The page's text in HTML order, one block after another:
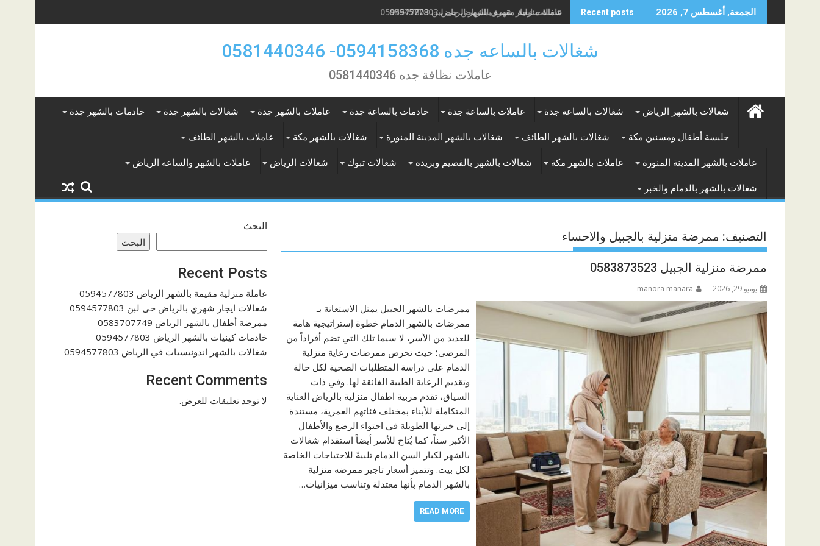
to
الجمعة, أغسطس 7, 2026 Recent posts عاملة منزلية مقيمة بالشهر الرياض 0594577803
شغالات ايجار شهري بالرياض حى لبن 0594577803
شغالات بالساعه جده 0594158368- 0581440346
عاملات نظافة جده 0581440346
شغالات بالشهر الرياض شغالات بالساعه جدة عاملات بالساعة جدة خادمات بالساعة جدة عاملات بالشهر جدة شغالات بالشهر جدة خادمات بالشهر جدة
جليسة أطفال ومسنين مكة شغالات بالشهر الطائف شغالات بالشهر المدينة المنورة شغالات بالشهر مكة عاملات بالشهر الطائف
عاملات بالشهر المدينة المنورة عاملات بالشهر مكة شغالات بالشهر بالقصيم وبريده شغالات تبوك شغالات الرياض عاملات بالشهر والساعه الرياض
شغالات بالشهر بالدمام والخبر
التصنيف: ممرضة منزلية بالجبيل والاحساء
ممرضة منزلية الجبيل 0583873523
يونيو 29, 2026 manora manara
ممرضات بالشهر الجبيل يمثل الاستعانة بـ
ممرضات بالشهر الدمام خطوة إستراتيجية هامة
للعديد من الأسر، لا سيما تلك التي تضم أفراداً من
المرضى؛ حيث تحرص ممرضات رعاية منزلية
الدمام على دراسة المتطلبات الصحية لكل حالة
وتقديم الرعاية الطبية الفائقة لها. وفي ذات
السياق، تقدم مربية اطفال منزلية بالرياض العناية
المتكاملة للأبناء بمختلف فئاتهم العمرية، مستندة
إلى خبرتها الطويلة في احتواء الرضع والأطفال
الأكبر سناً، كما يُتاح للأسر أيضاً استقدام شغالات
بالشهر لكبار السن الدمام تلبيةً للاحتياجات الخاصة
لكل بيت. وتتميز أسعار تاجير ممرضه منزلية
بالشهر الدمام بأنها معتدلة وتناسب ميزانيات…
READ MORE
البحث
البحث
Recent Posts
عاملة منزلية مقيمة بالشهر الرياض 0594577803
شغالات ايجار شهري بالرياض حى لبن 0594577803
ممرضة أطفال بالشهر الرياض 0583707749
خادمات كينيات بالشهر الرياض 0594577803
شغالات بالشهر اندونيسيات في الرياض 0594577803
Recent Comments
لا توجد تعليقات للعرض.